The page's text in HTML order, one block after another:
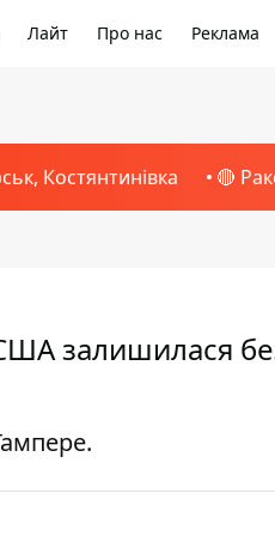
Лайт Про нас Реклама
Костянтинівка 🔴
залишилася